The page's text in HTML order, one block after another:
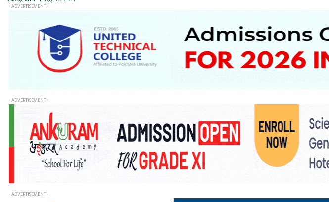
- ADVERTISEMENT -
- ADVERTISEMENT -
- ADVERTISEMENT -